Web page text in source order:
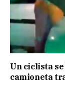
Un ciclista
camioneta